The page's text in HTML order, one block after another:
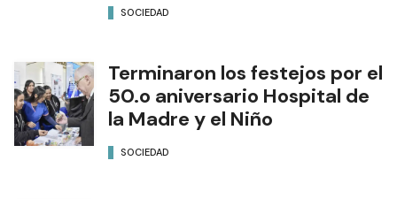
SOCIEDAD
Terminaron los festejos por el
50.o aniversario Hospital de
la Madre y el Niño
SOCIEDAD